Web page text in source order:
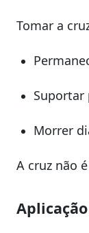
Tomar a
Suportar
Morrer
A cruz não
Aplicação